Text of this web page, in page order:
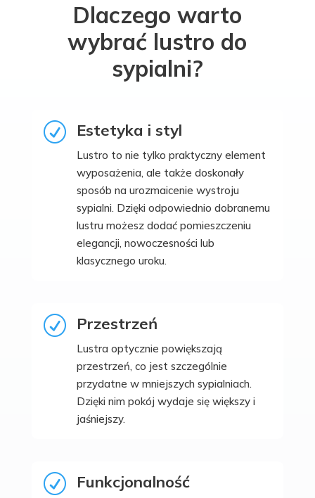
Dlaczego warto
wybrać lustro do
sypialni?
R Estetyka i styl
Lustro to nie tylko praktyczny element
wyposażenia, ale także doskonały
sposób na urozmaicenie wystroju
sypialni. Dzięki odpowiednio dobranemu
lustru możesz dodać pomieszczeniu
elegancji, nowoczesności lub
klasycznego uroku.
R Przestrzeń
Lustra optycznie powiększają
przestrzeń, co jest szczególnie
przydatne w mniejszych sypialniach.
Dzięki nim pokój wydaje się większy i
jaśniejszy.
R Funkcjonalność